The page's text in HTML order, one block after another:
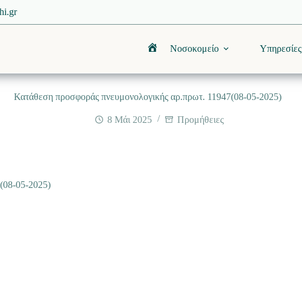
ΑρχικήΝοσοκομείο Υπηρεσίες
Κατάθεση προσφοράς πνευμονολογικής αρ.πρωτ. 11947(08-05-2025)
8 Μάι 2025 Προμήθειες
05-2025)